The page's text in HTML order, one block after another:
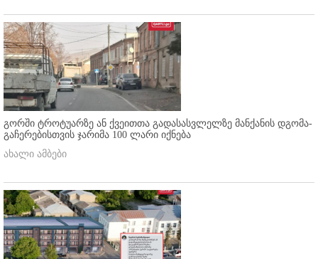
გორში ტროტუარზე ან ქვეითთა გადასასვლელზე მანქანის დგომა-
გაჩერებისთვის ჯარიმა 100 ლარი იქნება
ახალი ამბები